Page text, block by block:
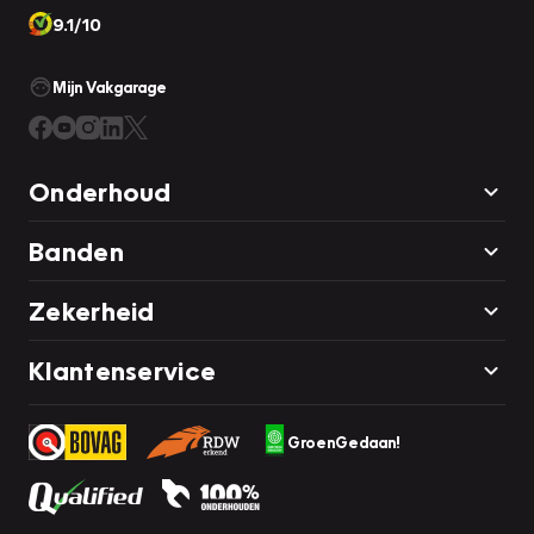
9.1/10
Mijn Vakgarage
Onderhoud
Banden
Zekerheid
Klantenservice
GroenGedaan!